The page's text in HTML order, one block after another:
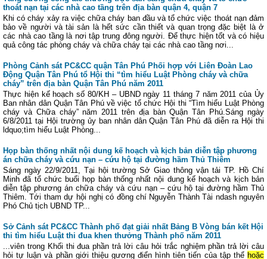
thoát nạn tại các nhà cao tầng trên địa bàn quận 4, quận 7
Khi có cháy xảy ra việc chữa cháy ban đầu và tổ chức việc thoát nạn đảm
bảo về người và tài sản là hết sức cần thiết và quan trọng đặc biệt là ở
các nhà cao tầng là nơi tập trung đông người. Để thực hiện tốt và có hiệu
quả công tác phòng cháy và chữa cháy tại các nhà cao tầng nơi...
Phòng Cảnh sát PC&CC quận Tân Phú Phối hợp với Liên Đoàn Lao
Động Quận Tân Phú tổ Hội thi “tìm hiểu Luật Phòng cháy và chữa
cháy” trên địa bàn Quận Tân Phú năm 2011
Thực hiện kế hoạch số 80/KH – UBND ngày 11 tháng 7 năm 2011 của Ủy
Ban nhân dân Quận Tân Phú về việc tổ chức Hội thi “Tìm hiểu Luật Phòng
cháy và Chữa cháy” năm 2011 trên địa bàn Quận Tân Phú.Sáng ngày
6/8/2011 tại Hội trường ủy ban nhân dân Quận Tân Phú đã diễn ra Hội thi
ldquo;tìm hiểu Luật Phòng...
Họp bàn thống nhất nội dung kế hoạch và kịch bản diễn tập phương
án chữa cháy và cứu nạn – cứu hộ tại đường hầm Thủ Thiêm
Sáng ngày 22/9/2011, Tại hội trường Sở Giao thông vận tải TP. Hồ Chí
Minh đã tổ chức buổi họp bàn thống nhất nội dung kế hoạch và kịch bản
diễn tập phương án chữa cháy và cứu nạn – cứu hộ tại đường hầm Thủ
Thiêm. Tới tham dự hội nghị có đồng chí Nguyễn Thành Tài ndash nguyên
Phó Chủ tịch UBND TP...
Sở Cảnh sát PC&CC Thành phố đạt giải nhất Bảng B Vòng bán kết Hội
thi tìm hiểu Luật thi đua khen thưởng Thành phố năm 2011
...viên trong Khối thi đua phần trả lời câu hỏi trắc nghiệm phần trả lời câu
hỏi tự luận và phần giới thiệu gương điển hình tiên tiến của tập thể hoặc